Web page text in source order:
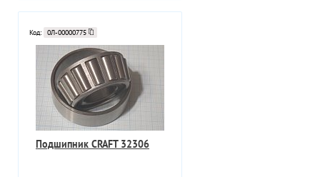
Код: 0Л-00000775
Подшипник CRAFT 32306